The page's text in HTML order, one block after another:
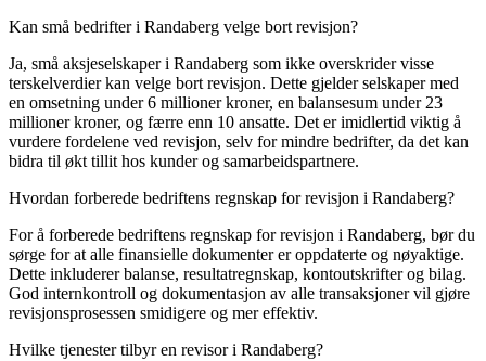
Kan små bedrifter i Randaberg velge bort revisjon?
Ja, små aksjeselskaper i Randaberg som ikke overskrider visse
terskelverdier kan velge bort revisjon. Dette gjelder selskaper med
en omsetning under 6 millioner kroner, en balansesum under 23
millioner kroner, og færre enn 10 ansatte. Det er imidlertid viktig å
vurdere fordelene ved revisjon, selv for mindre bedrifter, da det kan
bidra til økt tillit hos kunder og samarbeidspartnere.
Hvordan forberede bedriftens regnskap for revisjon i Randaberg?
For å forberede bedriftens regnskap for revisjon i Randaberg, bør du
sørge for at alle finansielle dokumenter er oppdaterte og nøyaktige.
Dette inkluderer balanse, resultatregnskap, kontoutskrifter og bilag.
God internkontroll og dokumentasjon av alle transaksjoner vil gjøre
revisjonsprosessen smidigere og mer effektiv.
Hvilke tjenester tilbyr en revisor i Randaberg?